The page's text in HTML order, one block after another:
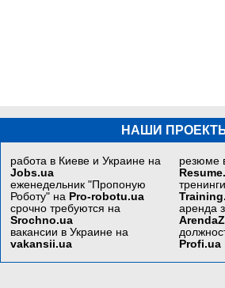
НАШИ
работа в Киеве и Украине на
Jobs.ua
еженедельник "Пропоную
Роботу" на Pro-robotu.ua
срочно требуются на
Srochno.ua
вакансии в Украине на
vakansii.ua
резюме
аренда
Profi.ua